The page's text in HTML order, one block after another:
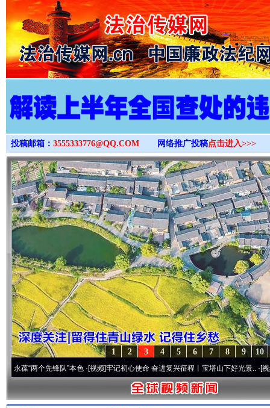
>
投稿邮箱： 3555333776@QQ.COM 网络推广投稿点击进入>>>
10
9
8
7
6
5
4
3
2
1
两个先锋队”本色·[视频]牢记初心使命 奋进复兴征程丨宝塔山下好光景..·[视频]因党